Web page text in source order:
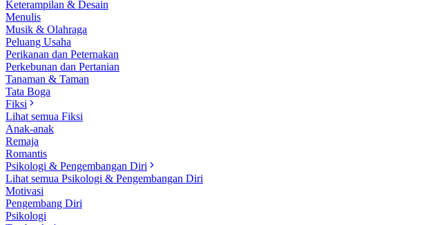
Keterampilan & Desain
Menulis
Musik & Olahraga
Peluang Usaha
Perikanan dan Peternakan
Perkebunan dan Pertanian
Tanaman & Taman
Tata Boga
Fiksi
Lihat semua Fiksi
Anak-anak
Remaja
Romantis
Psikologi & Pengembangan Diri
Lihat semua Psikologi & Pengembangan Diri
Motivasi
Pengembang Diri
Psikologi